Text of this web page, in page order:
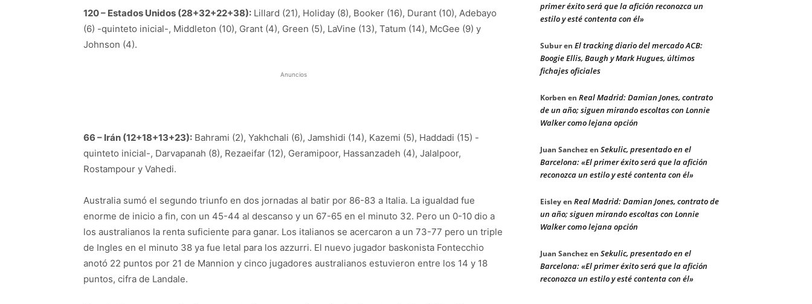
120 – Estados Unidos (28+32+22+38): Lillard (21), Holiday (8), Booker (16), Durant (10), Adebayo
(6) -quinteto inicial-, Middleton (10), Grant (4), Green (5), LaVine (13), Tatum (14), McGee (9) y
Johnson (4).
Anuncios
66 – Irán (12+18+13+23): Bahrami (2), Yakhchali (6), Jamshidi (14), Kazemi (5), Haddadi (15) -
quinteto inicial-, Darvapanah (8), Rezaeifar (12), Geramipoor, Hassanzadeh (4), Jalalpoor,
Rostampour y Vahedi.
Australia sumó el segundo triunfo en dos jornadas al batir por 86-83 a Italia. La igualdad fue
enorme de inicio a fin, con un 45-44 al descanso y un 67-65 en el minuto 32. Pero un 0-10 dio a
los australianos la renta suficiente para ganar. Los italianos se acercaron a un 73-77 pero un triple
de Ingles en el minuto 38 ya fue letal para los azzurri. El nuevo jugador baskonista Fontecchio
anotó 22 puntos por 21 de Mannion y cinco jugadores australianos estuvieron entre los 14 y 18
puntos, cifra de Landale.
primer éxito será que la afición reconozca un
estilo y esté contenta con él»
Suburen El tracking diario del mercado ACB:
Boogie Ellis, Baugh y Mark Hugues, últimos
fichajes oficiales
Korben en Real Madrid: Damian Jones, contrato
de un año; siguen mirando escoltas con Lonnie
Walker como lejana opción
Juan Sanchezen Sekulic, presentado en el
Barcelona: «El primer éxito será que la afición
reconozca un estilo y esté contenta con él»
Eisleyen Real Madrid: Damian Jones, contrato de
un año; siguen mirando escoltas con Lonnie
Walker como lejana opción
Juan Sanchezen Sekulic, presentado en el
Barcelona: «El primer éxito será que la afición
reconozca un estilo y esté contenta con él»